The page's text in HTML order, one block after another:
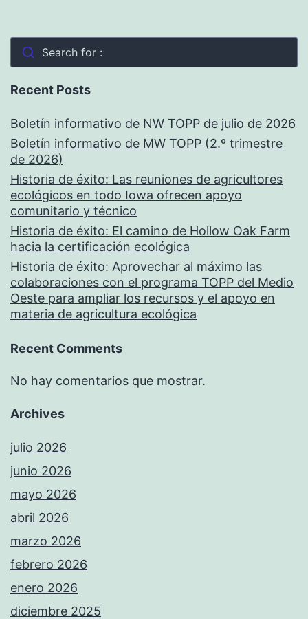
Search for :
Recent Posts
Boletín informativo de NW TOPP de julio de 2026
Boletín informativo de MW TOPP (2.º trimestre
de 2026)
Historia de éxito: Las reuniones de agricultores
ecológicos en todo Iowa ofrecen apoyo
comunitario y técnico
Historia de éxito: El camino de Hollow Oak Farm
hacia la certificación ecológica
Historia de éxito: Aprovechar al máximo las
colaboraciones con el programa TOPP del Medio
Oeste para ampliar los recursos y el apoyo en
materia de agricultura ecológica
Recent Comments
No hay comentarios que mostrar.
Archives
julio 2026
junio 2026
mayo 2026
abril 2026
marzo 2026
febrero 2026
enero 2026
diciembre 2025